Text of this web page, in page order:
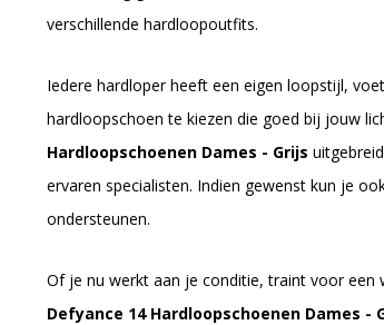
verschillende hardloopoutfits.
Iedere hardloper heeft een eigen loopstijl,
hardloopschoen te kiezen die goed bij jouw
Hardloopschoenen Dames - Grijs
ervaren specialisten. Indien gewenst kun je
ondersteunen.
Of je nu werkt aan je conditie, traint voor
Defyance 14 Hardloopschoenen Dames -